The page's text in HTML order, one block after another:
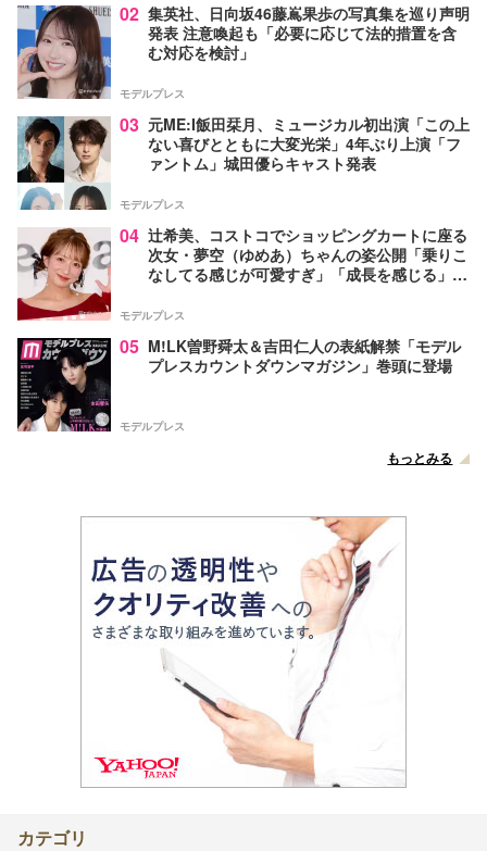
02 集英社、日向坂46藤嶌果歩の写真集を巡り声明
発表 注意喚起も「必要に応じて法的措置を含
む対応を検討」
モデルプレス
03 元ME:I飯田栞月、ミュージカル初出演「この上
ない喜びとともに大変光栄」4年ぶり上演「フ
ァントム」城田優らキャスト発表
モデルプレス
04 辻希美、コストコでショッピングカートに座る
次女・夢空（ゆめあ）ちゃんの姿公開「乗りこ
なしてる感じが可愛すぎ」「成長を感じる」の
モデルプレス
05 M!LK曽野舜太＆吉田仁人の表紙解禁「モデル
プレスカウントダウンマガジン」巻頭に登場
モデルプレス
もっとみる
カテゴリ